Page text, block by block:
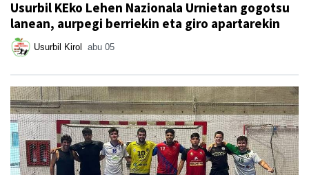
Usurbil KEko Lehen Nazionala Urnietan gogotsu
lanean, aurpegi berriekin eta giro apartarekin
Usurbil Kirol abu 05